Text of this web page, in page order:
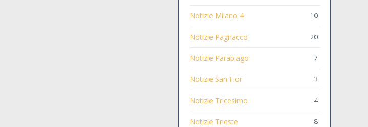
Notizie Milano 4 10
Notizie Pagnacco 20
Notizie Parabiago 7
Notizie San Fior 3
Notizie Tricesimo 4
Notizie Trieste 8